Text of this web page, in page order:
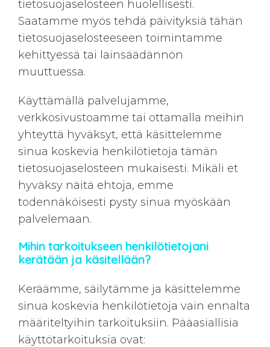
tietosuojaselosteen huolellisesti.
Saatamme myös tehdä päivityksiä tähän
tietosuojaselosteeseen toimintamme
kehittyessä tai lainsäädännön
muuttuessa.
Käyttämällä palvelujamme,
verkkosivustoamme tai ottamalla meihin
yhteyttä hyväksyt, että käsittelemme
sinua koskevia henkilötietoja tämän
tietosuojaselosteen mukaisesti. Mikäli et
hyväksy näitä ehtoja, emme
todennäköisesti pysty sinua myöskään
palvelemaan.
Mihin tarkoitukseen henkilötietojani
kerätään ja käsitellään?
Keräämme, säilytämme ja käsittelemme
sinua koskevia henkilötietoja vain ennalta
määriteltyihin tarkoituksiin. Pääasiallisia
käyttötarkoituksia ovat: